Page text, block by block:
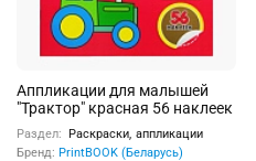
Аппликации для малышей
"Трактор" красная 56 наклеек
Раздел:
Раскраски, аппликации
Бренд: PrintBOOK (Беларусь)